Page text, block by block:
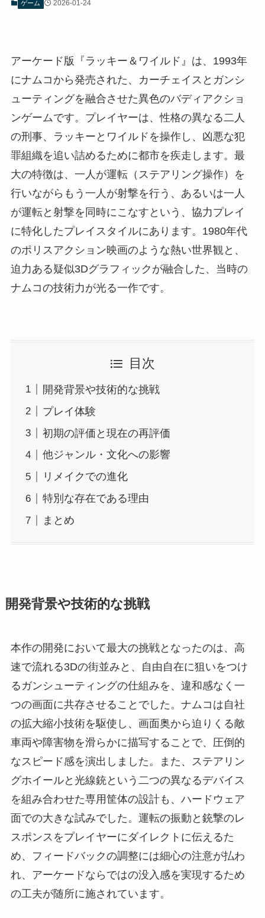
ゲーム 2026-01-24
アーケード版『ラッキー＆ワイルド』は、1993年
にナムコから発売された、カーチェイスとガンシ
ューティングを融合させた異色のバディアクショ
ンゲームです。プレイヤーは、性格の異なる二人
の刑事、ラッキーとワイルドを操作し、凶悪な犯
罪組織を追い詰めるために都市を疾走します。最
大の特徴は、一人が運転（ステアリング操作）を
行いながらもう一人が射撃を行う、あるいは一人
が運転と射撃を同時にこなすという、協力プレイ
に特化したプレイスタイルにあります。1980年代
のポリスアクション映画のような熱い世界観と、
迫力ある疑似3Dグラフィックが融合した、当時の
ナムコの技術力が光る一作です。
目次
開発背景や技術的な挑戦
プレイ体験
初期の評価と現在の再評価
他ジャンル・文化への影響
リメイクでの進化
特別な存在である理由
まとめ
開発背景や技術的な挑戦
本作の開発において最大の挑戦となったのは、高
速で流れる3Dの街並みと、自由自在に狙いをつけ
るガンシューティングの仕組みを、違和感なく一
つの画面に共存させることでした。ナムコは自社
の拡大縮小技術を駆使し、画面奥から迫りくる敵
車両や障害物を滑らかに描写することで、圧倒的
なスピード感を演出しました。また、ステアリン
グホイールと光線銃という二つの異なるデバイス
を組み合わせた専用筐体の設計も、ハードウェア
面での大きな試みでした。運転の振動と銃撃のレ
スポンスをプレイヤーにダイレクトに伝えるた
め、フィードバックの調整には細心の注意が払わ
れ、アーケードならではの没入感を実現するため
の工夫が随所に施されています。